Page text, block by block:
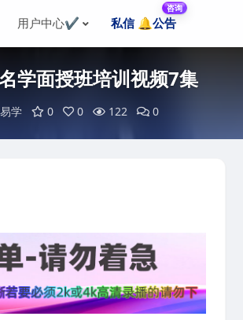
用户中心✔️ 私信 🔔公告
咨询
学面授班培训视频7集
易学 0 0 122 0